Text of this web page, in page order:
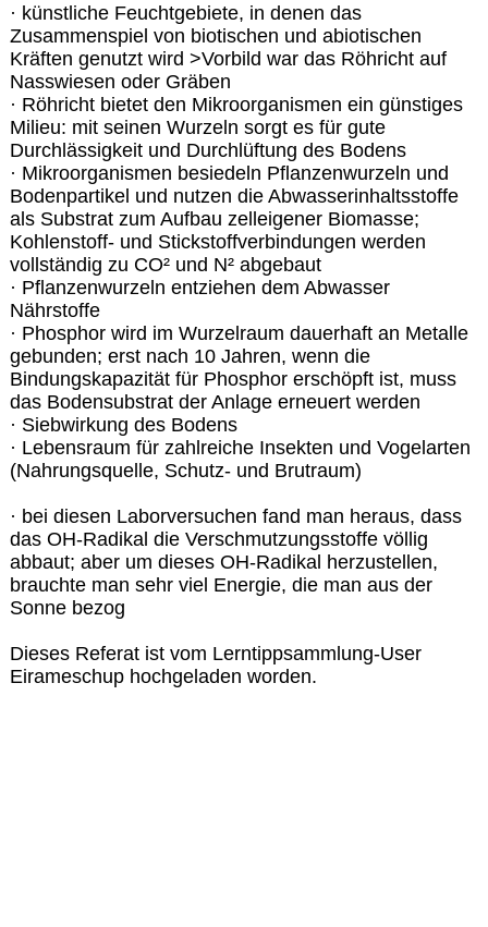
· künstliche Feuchtgebiete, in denen das
Zusammenspiel von biotischen und abiotischen
Kräften genutzt wird >Vorbild war das Röhricht auf
Nasswiesen oder Gräben
· Röhricht bietet den Mikroorganismen ein günstiges
Milieu: mit seinen Wurzeln sorgt es für gute
Durchlässigkeit und Durchlüftung des Bodens
· Mikroorganismen besiedeln Pflanzenwurzeln und
Bodenpartikel und nutzen die Abwasserinhaltsstoffe
als Substrat zum Aufbau zelleigener Biomasse;
Kohlenstoff- und Stickstoffverbindungen werden
vollständig zu CO² und N² abgebaut
· Pflanzenwurzeln entziehen dem Abwasser
Nährstoffe
· Phosphor wird im Wurzelraum dauerhaft an Metalle
gebunden; erst nach 10 Jahren, wenn die
Bindungskapazität für Phosphor erschöpft ist, muss
das Bodensubstrat der Anlage erneuert werden
· Siebwirkung des Bodens
· Lebensraum für zahlreiche Insekten und Vogelarten
(Nahrungsquelle, Schutz- und Brutraum)
· bei diesen Laborversuchen fand man heraus, dass
das OH-Radikal die Verschmutzungsstoffe völlig
abbaut; aber um dieses OH-Radikal herzustellen,
brauchte man sehr viel Energie, die man aus der
Sonne bezog
Dieses Referat ist vom Lerntippsammlung-User
Eirameschup hochgeladen worden.